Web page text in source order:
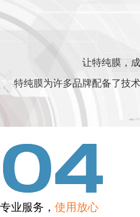
让特纯膜，
特纯膜为许多品牌配备了技
专业服务， 使用放心